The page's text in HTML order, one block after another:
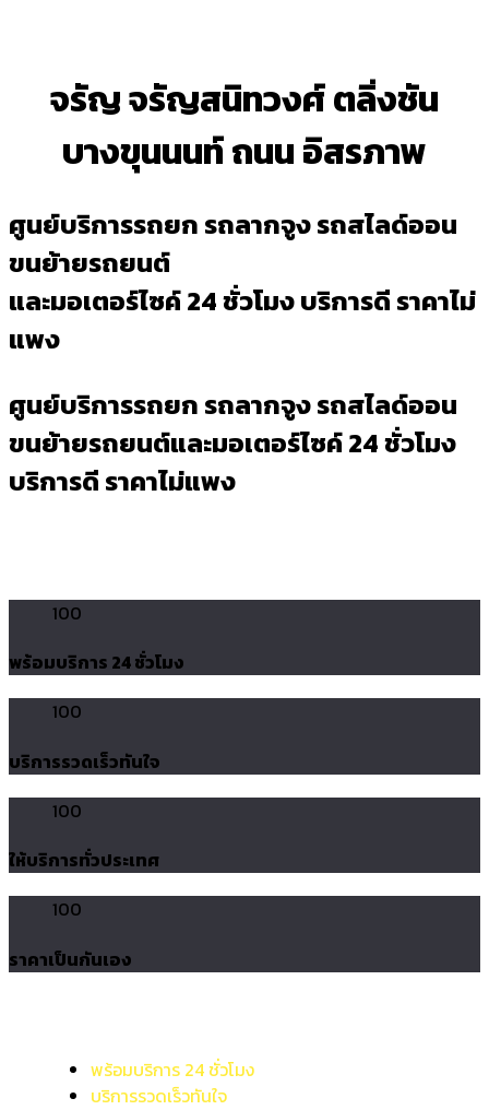
จรัญ จรัญสนิทวงศ์ ตลิ่งชัน
บางขุนนนท์ ถนน อิสรภาพ
ศูนย์บริการรถยก รถลากจูง รถสไลด์ออน
ขนย้ายรถยนต์
และมอเตอร์ไซค์ 24 ชั่วโมง บริการดี ราคาไม่
แพง
ศูนย์บริการรถยก รถลากจูง รถสไลด์ออน
ขนย้ายรถยนต์และมอเตอร์ไซค์ 24 ชั่วโมง
บริการดี ราคาไม่แพง
100
พร้อมบริการ 24 ชั่วโมง
100
บริการรวดเร็วทันใจ
100
ให้บริการทั่วประเทศ
100
ราคาเป็นกันเอง
พร้อมบริการ 24 ชั่วโมง
บริการรวดเร็วทันใจ